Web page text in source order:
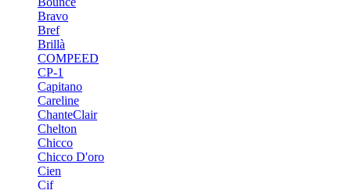
Bravo
Bref
Brillà
COMPEED
CP-1
Capitano
Careline
ChanteСlair
Chelton
Chicco
Chicco D'oro
Cien
Cif